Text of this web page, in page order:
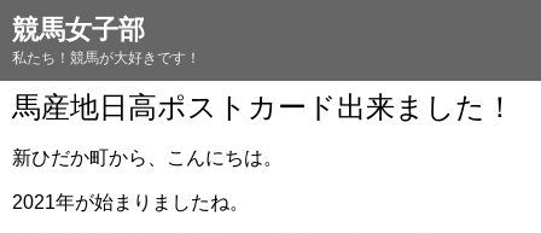
競馬女子部
私たち！競馬が大好きです！
馬産地日高ポストカード出来ました！
新ひだか町から、こんにちは。
2021年が始まりましたね。